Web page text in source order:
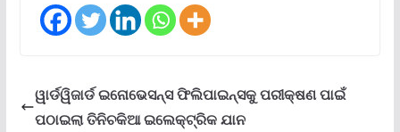
ୱାର୍ଡୱିଜାର୍ଡ ଇନୋଭେସନ୍ସ ଫିଲିପାଇନ୍ସକୁ ପରୀକ୍ଷଣ ପାଇଁ
ପଠାଇଲା ତିନିଚକିଆ ଇଲେକ୍ଟ୍ରିକ ଯାନ